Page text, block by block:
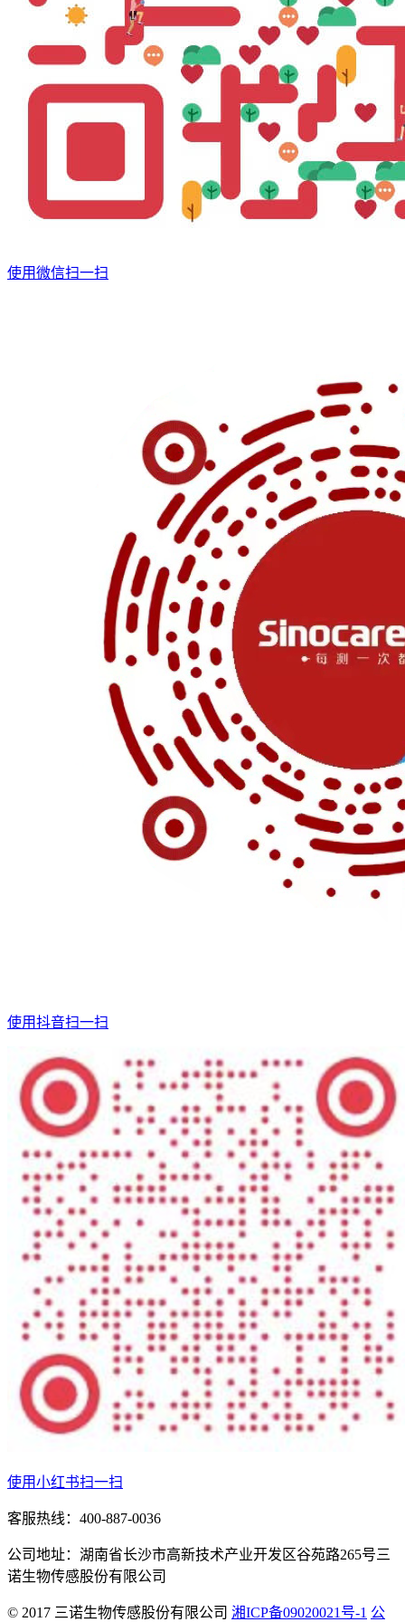
使用微信扫一扫
使用抖音扫一扫
使用小红书扫一扫
客服热线：400-887-0036
公司地址：湖南省长沙市高新技术产业开发区谷苑路265号三
诺生物传感股份有限公司
© 2017 三诺生物传感股份有限公司 湘ICP备09020021号-1 公